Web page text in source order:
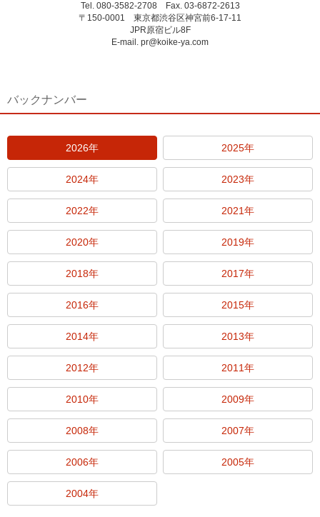
Tel. 080-3582-2708 Fax. 03-6872-2613
〒150-0001 東京都渋谷区神宮前6-17-11
JPR原宿ビル8F
E-mail. pr@koike-ya.com
バックナンバー
2026年 2025年
2024年 2023年
2022年 2021年
2020年 2019年
2018年 2017年
2016年 2015年
2014年 2013年
2012年 2011年
2010年 2009年
2008年 2007年
2006年 2005年
2004年